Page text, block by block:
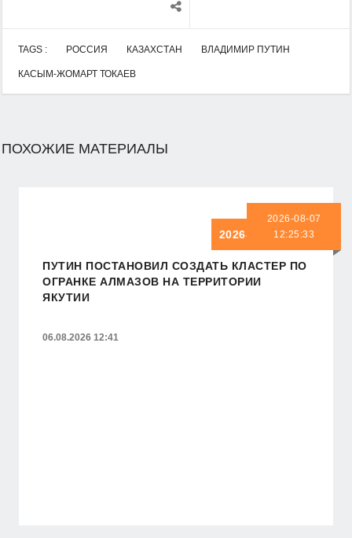
TAGS : РОССИЯ КАЗАХСТАН ВЛАДИМИР ПУТИН
КАСЫМ-ЖОМАРТ ТОКАЕВ
ПОХОЖИЕ МАТЕРИАЛЫ
ПУТИН ПОСТАНОВИЛ СОЗДАТЬ КЛАСТЕР ПО
ОГРАНКЕ АЛМАЗОВ НА ТЕРРИТОРИИ
ЯКУТИИ
2026-08-07 12:25:33
2026-08-07
12:25:33
06.08.2026 12:41